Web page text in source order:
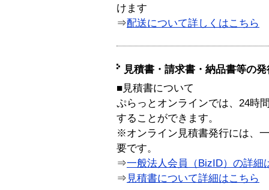
けます
⇒配送について詳しくはこちら
見積書・請求書・納品書等の
■見積書について
ぷらっとオンラインでは、24時
することができます。
※オンライン見積書発行には、
要です。
⇒一般法人会員（BizID）の詳細
⇒ 見積書について詳細はこちら